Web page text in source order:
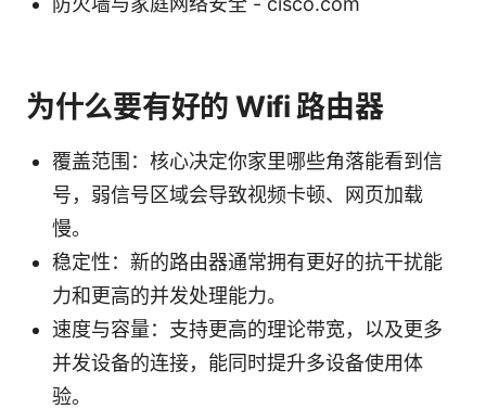
为什么要有好的 Wifi 路由器
覆盖范围：核心决定你家里哪些角落能看到信
号，弱信号区域会导致视频卡顿、网页加载
慢。
稳定性：新的路由器通常拥有更好的抗干扰能
力和更高的并发处理能力。
速度与容量：支持更高的理论带宽，以及更多
并发设备的连接，能同时提升多设备使用体
验。